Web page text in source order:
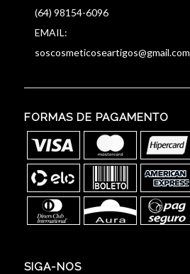
(64) 98154-6096
EMAIL:
soscosmeticoseartigos@gmail.com
FORMAS DE PAGAMENTO
SIGA-NOS